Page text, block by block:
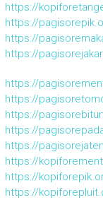
https://
https://
https://
https://
https://
https://
https://
https://
https://
https://
https://
https://